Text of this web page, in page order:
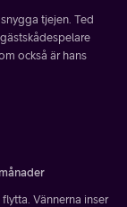
tjejen. Ted
också är hans
Vännerna inser